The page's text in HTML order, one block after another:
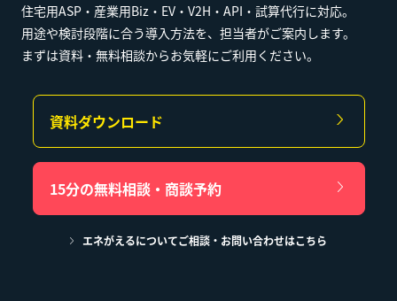
住宅用ASP・産業用Biz・EV・V2H・API・試算代行に対応。
用途や検討段階に合う導入方法を、担当者がご案内します。
まずは資料・無料相談からお気軽にご利用ください。
資料ダウンロード
15分の無料相談・商談予約
エネがえるについてご相談・お問い合わせはこちら